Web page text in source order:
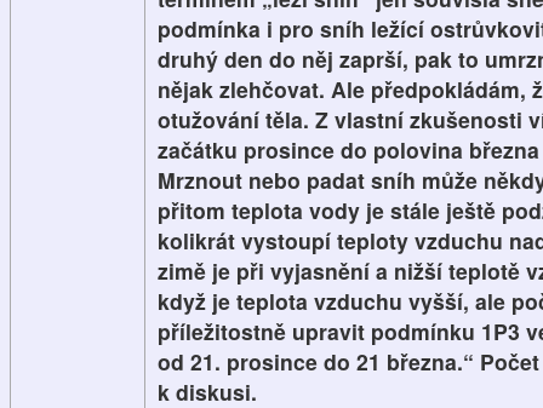
podmínka i pro sníh ležící
druhý den do něj zaprší, pak to
nějak zlehčovat. Ale předpokládám,
otužování těla. Z vlastní zkušenosti
začátku prosince do polovina
Mrznout nebo padat sníh může
přitom teplota vody je stále ještě
kolikrát vystoupí teploty vzduchu
zimě je při vyjasnění a nižší teplotě
když je teplota vzduchu vyšší, ale
příležitostně upravit podmínku 1P3
od 21. prosince do 21 března.“
k diskusi.